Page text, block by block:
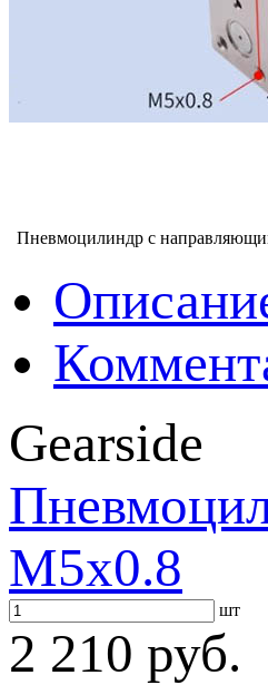
Пневмоцилиндр с
Gearside
M5x0.8
шт
2 210 руб.